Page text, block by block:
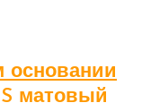
основании
матовый